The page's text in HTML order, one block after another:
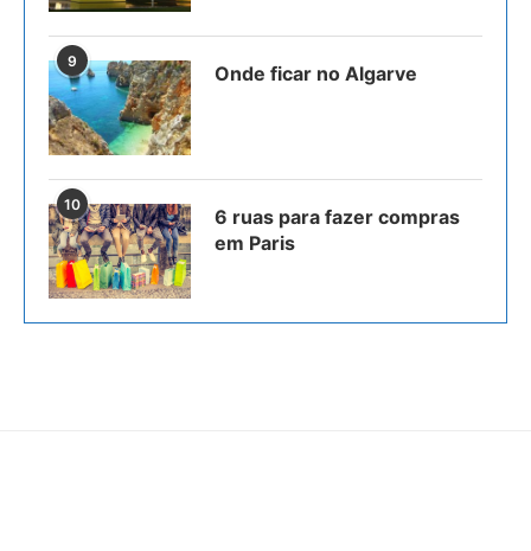
9
Onde ficar no Algarve
10
6 ruas para fazer compras
em Paris